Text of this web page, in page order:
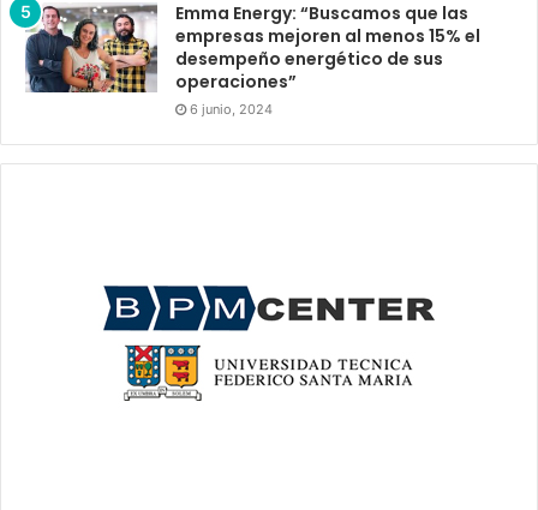
Emma Energy: “Buscamos que las
empresas mejoren al menos 15% el
desempeño energético de sus
operaciones”
6 junio, 2024